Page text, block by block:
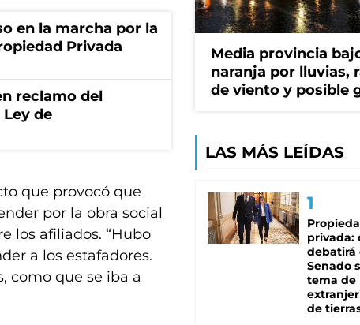
en la marcha por la
Privada
reclamo del
de
que provocó que
por la obra social
los afiliados. “Hubo
a los estafadores.
como que se iba a
Media provincia
naranja por lluvias,
de viento y posible
LAS MÁS LEÍDAS
privada:
debatirá
Senado
tema de
de